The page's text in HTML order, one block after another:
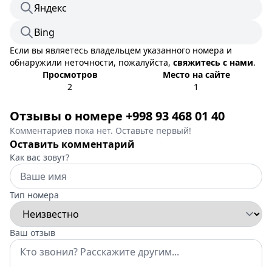
Яндекс
Bing
Если вы являетесь владельцем указанного номера и
обнаружили неточности, пожалуйста, свяжитесь с нами.
Просмотров
2
Место на сайте
1
Отзывы о номере +998 93 468 01 40
Комментариев пока нет. Оставьте первый!
Оставить комментарий
Как вас зовут?
Тип номера
Ваш отзыв